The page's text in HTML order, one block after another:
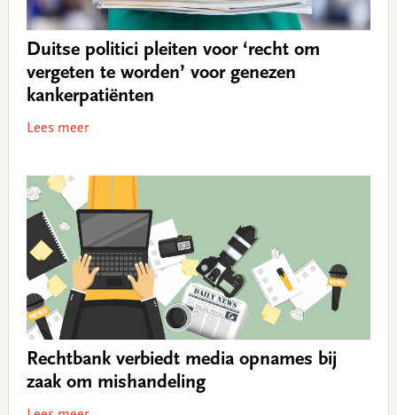
Duitse politici pleiten voor ‘recht om
vergeten te worden’ voor genezen
kankerpatiënten
Lees meer
Rechtbank verbiedt media opnames bij
zaak om mishandeling